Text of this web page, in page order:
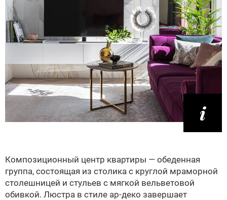
Композиционный центр квартиры — обеденная
группа, состоящая из столика с круглой мраморной
столешницей и стульев с мягкой вельветовой
обивкой. Люстра в стиле ар-деко завершает